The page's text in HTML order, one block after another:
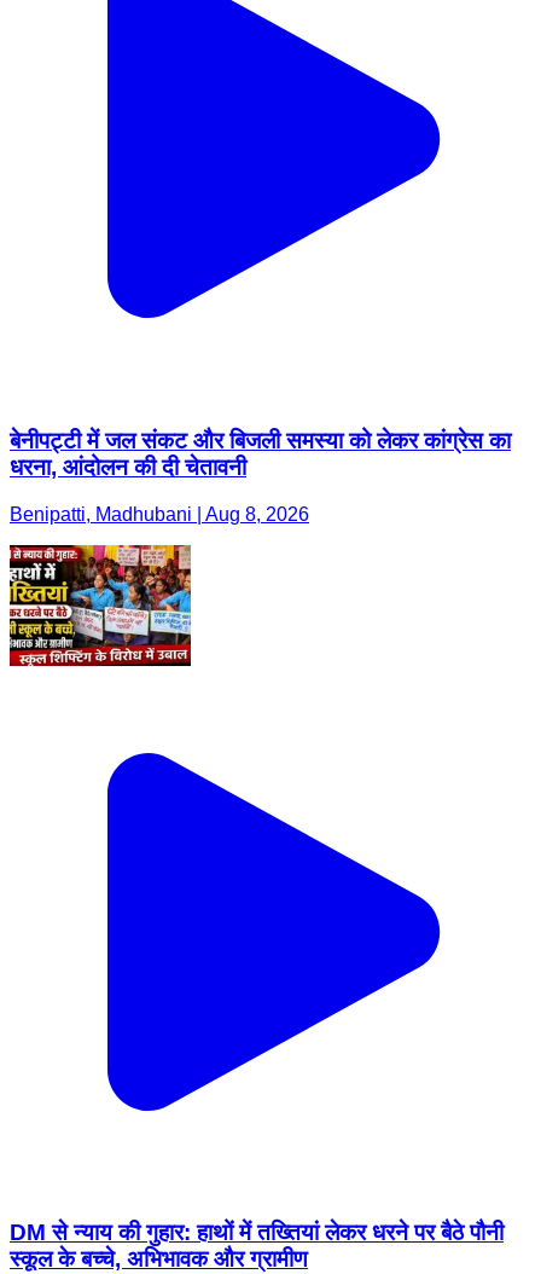
बेनीपट्टी में जल संकट और बिजली समस्या को लेकर कांग्रेस का
धरना, आंदोलन की दी चेतावनी
Benipatti, Madhubani | Aug 8, 2026
DM से न्याय की गुहार: हाथों में तख्तियां लेकर धरने पर बैठे पौनी
स्कूल के बच्चे, अभिभावक और ग्रामीण